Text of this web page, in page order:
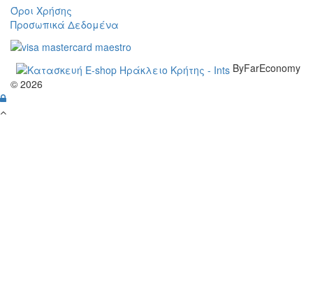
Όροι Χρήσης
Προσωπικά Δεδομένα
ByFarEconomy
© 2026